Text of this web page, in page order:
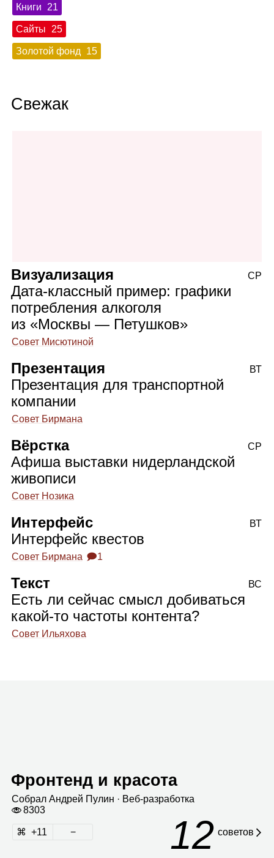
Книги 21
Сайты 25
Золотой фонд 15
Свежак
Визуализация
Дата‑классный пример: графики
потребления алкоголя
из «Москвы — Петушков»
Совет Мисютиной
СР
Презентация
Презентация для транспортной
компании
Совет Бирмана
ВТ
Вёрстка
Афиша выставки нидерландской
живописи
Совет Нозика
СР
Интерфейс
Интерфейс квестов
Совет Бирмана 🗩1
ВТ
Текст
Есть ли сейчас смысл добиваться
какой‑то частоты контента?
Совет Ильяхова
ВС
Фронтенд и красота
Собрал Андрей Пулин · Веб‑раз­ра­ботка
8303
11 12 сове­тов